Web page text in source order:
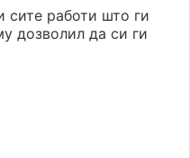
сите работи што ги
дозволил да си ги